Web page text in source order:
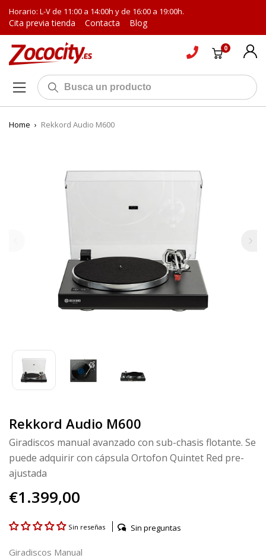
Horario: L-V de 11:00 a 14:00h y de 16:00 a 19:00h.
Cita previa tienda Contacta Blog
0
Home › Rekkord Audio M600
Rekkord Audio M600
Giradiscos manual avanzado con sub-chasis flotante. Se
puede adquirir con cápsula Ortofon Quintet Red pre-
ajustada
€1.399,00
Sin reseñas Sin preguntas
Giradiscos Manual